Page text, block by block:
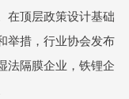
在顶层政策设计基础
举措，行业协会发布
法隔膜企业，铁锂企